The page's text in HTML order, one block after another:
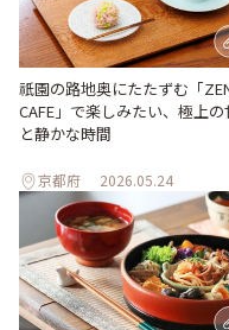
祇園の路地奥にたたずむ「
CAFE」で楽しみたい、極上
と静かな時間
京都府 2026.05.24